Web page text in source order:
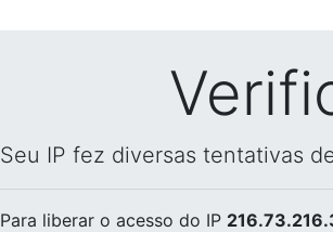
Seu IP fez diversas tentativas
Para liberar o acesso do IP